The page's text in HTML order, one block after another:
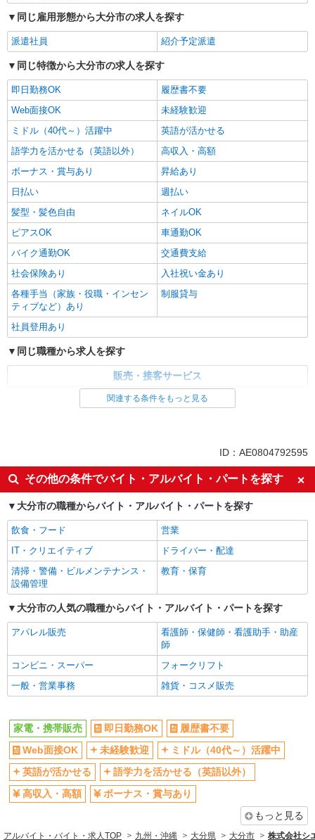
同じ雇用形態から大分市の求人を探す
派遣社員 紹介予定派遣
同じ特徴から大分市の求人を探す
即日勤務OK
履歴書不要
Web面接OK
未経験歓迎
ミドル（40代～）活躍中
英語が活かせる
語学力を活かせる（英語以外）
高収入・高額
ボーナス・賞与あり
昇給あり
日払い
週払い
髪型・髪色自由
ネイルOK
ピアスOK
車通勤OK
バイク通勤OK
交通費支給
社会保険あり
入社祝い金あり
各種手当（家族・役職・インセン
ティブなど）あり
制服貸与
社員登用あり
同じ職種から求人を探す
販売・接客サービス
英語が活かせる
ボーナス・賞与あり
日払い
車通勤OK
交通費支給
社会保険あり
社員登用あり
関連する条件をもっと見る
ID：AE0804792595
その他の条件でバイト・アルバイト・パートを探す
大分市の職種からバイト・アルバイト・パートを探す
飲食・フード
営業
IT・クリエイティブ
ドライバー・配達
清掃・警備・ビルメンテナンス・
設備管理
教育・保育
大分市の人気の職種からバイト・アルバイト・パートを探す
アパレル販売
看護師・保健師・看護助手・助産
師
コンビニ・スーパー
フォークリフト
一般・営業事務
雑貨・コスメ販売
家電・携帯販売 即日勤務OK
履歴書不要
Web面接OK
未経験歓迎
ミドル（40代～）活躍中
英語が活かせる
語学力を活かせる（英語以外）
高収入・高額
ボーナス・賞与あり
もっと見る
アルバイト・バイト・求人TOP 九州・沖縄 大分県 大分市 株式会社シ